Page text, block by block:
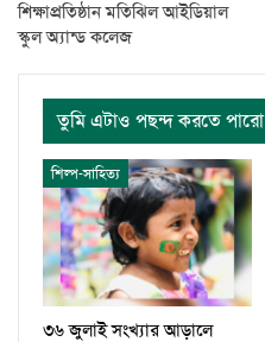
শিক্ষাপ্রতিষ্ঠান মতিঝিল আইডিয়াল
স্কুল অ্যান্ড কলেজ
তুমি এটাও পছন্দ করতে পারো
শিল্প-সাহিত্য
৩৬ জুলাই সংখ্যার আড়ালে